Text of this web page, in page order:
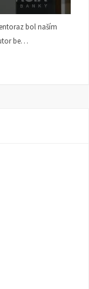
bol naším
be…